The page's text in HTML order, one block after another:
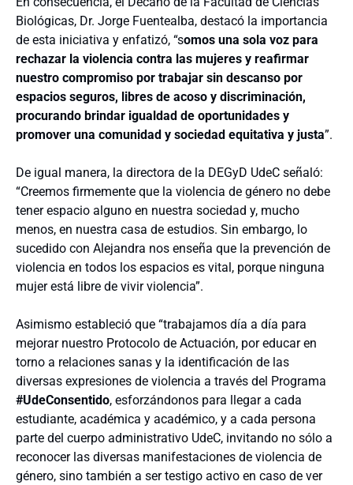
Biológicas, Dr. Jorge Fuentealba, destacó la importancia
de esta iniciativa y enfatizó, “somos una sola voz para
rechazar la violencia contra las mujeres y reafirmar
nuestro compromiso por trabajar sin descanso por
espacios seguros, libres de acoso y discriminación,
procurando brindar igualdad de oportunidades y
promover una comunidad y sociedad equitativa y justa”.
De igual manera, la directora de la DEGyD UdeC señaló:
“Creemos firmemente que la violencia de género no debe
tener espacio alguno en nuestra sociedad y, mucho
menos, en nuestra casa de estudios. Sin embargo, lo
sucedido con Alejandra nos enseña que la prevención de
violencia en todos los espacios es vital, porque ninguna
mujer está libre de vivir violencia”.
Asimismo estableció que “trabajamos día a día para
mejorar nuestro Protocolo de Actuación, por educar en
torno a relaciones sanas y la identificación de las
diversas expresiones de violencia a través del Programa
#UdeConsentido, esforzándonos para llegar a cada
estudiante, académica y académico, y a cada persona
parte del cuerpo administrativo UdeC, invitando no sólo a
reconocer las diversas manifestaciones de violencia de
género, sino también a ser testigo activo en caso de ver